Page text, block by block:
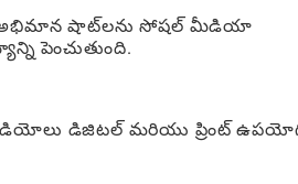
అభిమాన షాట్‌లను సోషల్ మీడియా
పెంచుతుంది.
వీడియోలు డిజిటల్ మరియు ప్రింట్